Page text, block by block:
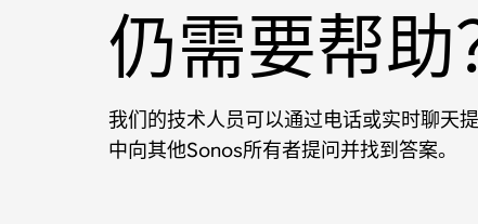
仍需要帮助
我们的技术人员可以通过电话或实时聊天
中向其他Sonos所有者提问并找到答案。